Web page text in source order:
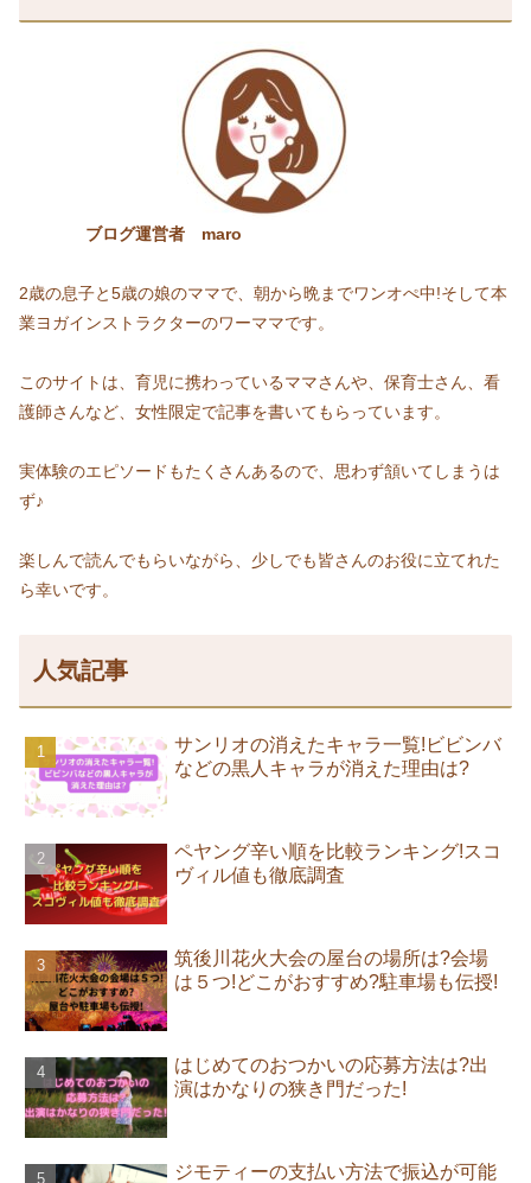
ブログ運営者 maro
2歳の息子と5歳の娘のママで、朝から晩までワンオぺ中!そして本
業ヨガインストラクターのワーママです。
このサイトは、育児に携わっているママさんや、保育士さん、看
護師さんなど、女性限定で記事を書いてもらっています。
実体験のエピソードもたくさんあるので、思わず頷いてしまうは
ず♪
楽しんで読んでもらいながら、少しでも皆さんのお役に立てれた
ら幸いです。
人気記事
サンリオの消えたキャラ一覧!ビビンバ
などの黒人キャラが消えた理由は?
ペヤング辛い順を比較ランキング!スコ
ヴィル値も徹底調査
筑後川花火大会の屋台の場所は?会場
は５つ!どこがおすすめ?駐車場も伝授!
はじめてのおつかいの応募方法は?出
演はかなりの狭き門だった!
ジモティーの支払い方法で振込が可能